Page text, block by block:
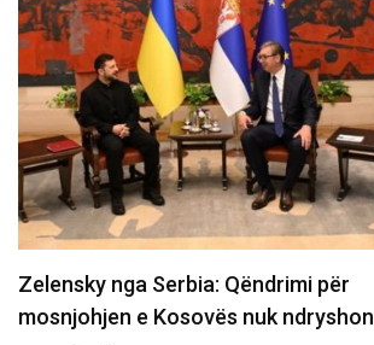
Zelensky nga Serbia: Qëndrimi për
mosnjohjen e Kosovës nuk ndryshon